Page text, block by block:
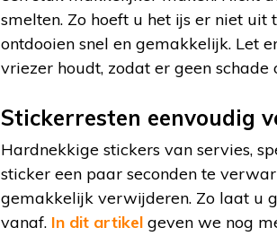
smelten. Zo hoeft u het ijs er niet uit
ontdooien snel en gemakkelijk. Let
vriezer houdt, zodat er geen schade
Stickerresten eenvoudig
Hardnekkige stickers van servies,
sticker een paar seconden te
gemakkelijk verwijderen. Zo laat u
vanaf. In dit artikel geven we nog